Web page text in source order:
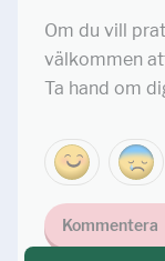
Om du vill
välkommen
Ta hand om
Kommentera